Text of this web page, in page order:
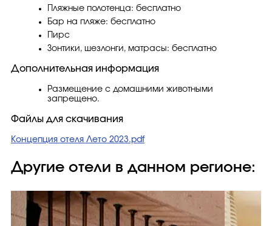
Пляжные полотенца: бесплатно
Бар на пляже: бесплатно
Пирс
Зонтики, шезлонги, матрасы: бесплатно
Дополнительная информация
Размещение с домашними животными
запрещено.
Файлы для скачивания
Концепция отеля Лето 2023.pdf
Другие отели в данном регионе: